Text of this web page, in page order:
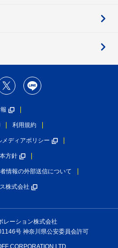
利用規約
メディアポリシー
方針
情報の外部送信について
株式会社
レーション株式会社
号 神奈川県公安委員会許可
CORPORATION LTD.